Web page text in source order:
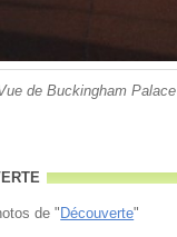
de Buckingham Palace
de " Découverte"